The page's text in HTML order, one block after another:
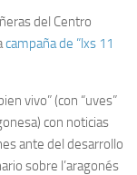
del Centro
campaña de “lxs 11
vivo” (con “uves”
con noticias
ante del desarrollo
sobre l’aragonés